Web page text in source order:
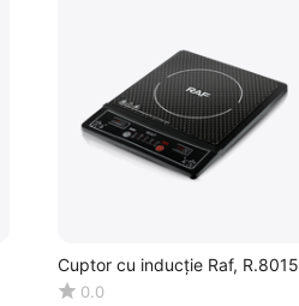
Cuptor cu inducție Raf, R.8015
0.0